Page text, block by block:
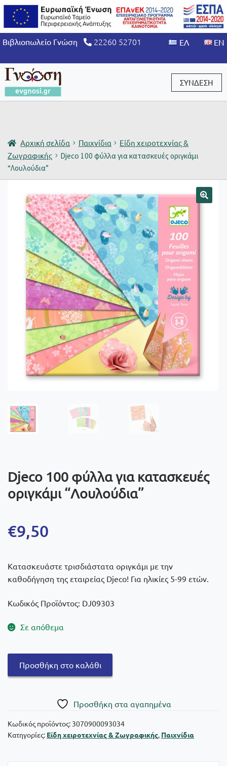
Βιβλιοπωλείο Γνώση 22260 52701
ΣΥΝΔΕΣΗ
Αρχική σελίδα Παιχνίδια
Είδη χειροτεχνίας &
Ζωγραφικής
Djeco 100 φύλλα για κατασκευές οριγκάμι
“Λουλούδια”
Djeco 100 φύλλα για κατασκευές
οριγκάμι “Λουλούδια”
€9,50
Κατασκευάστε τρισδιάστατα οριγκάμι με την
καθοδήγηση της εταιρείας Djeco! Για ηλικίες 5-99 ετών.
Κωδικός Προϊόντος: DJ09303
Σε απόθεμα
οριγκάμι
"Λουλούδια"
Προσθήκη στο καλάθι
Πρoσθήκη στα αγαπημένα
Κωδικός προϊόντος: 3070900093034
Κατηγορίες: Είδη χειροτεχνίας & Ζωγραφικής, Παιχνίδια